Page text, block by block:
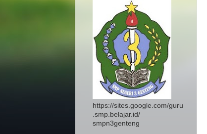
https://sites.google.com/guru
.smp.belajar.id/
smpn3genteng